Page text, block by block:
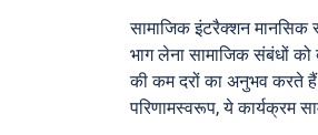
सामाजिक इंटरैक्शन मानसिक
भाग लेना सामाजिक संबंधों को
की कम दरों का अनुभव करते
परिणामस्वरूप, ये कार्यक्रम